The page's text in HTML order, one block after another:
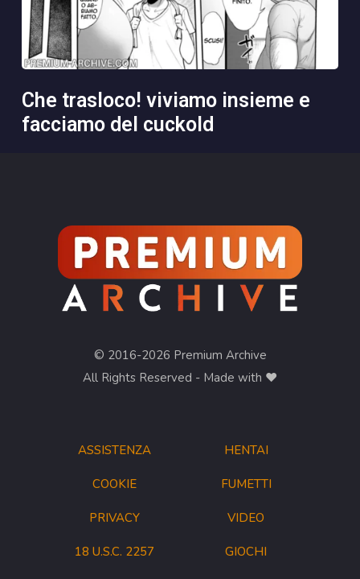
che trasloco! viviamo insieme e
facciamo del cuckold
ASSISTENZA
COOKIE
PRIVACY
18 U.S.C. 2257
© 2016-2026 Premium Archive
All Rights Reserved - Made with ❤︎
HENTAI
FUMETTI
VIDEO
GIOCHI